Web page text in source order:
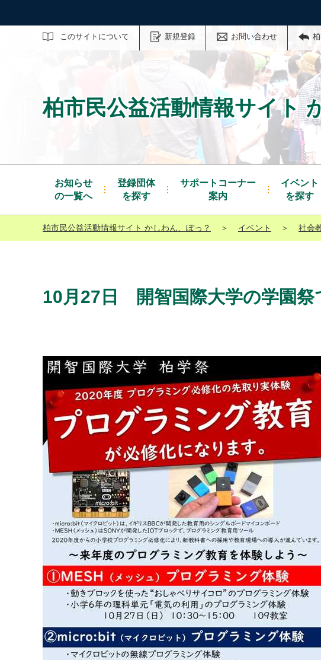
このサイトについて 新規登録 お問い合わせ
サイト内検索
柏市民公益活動情報サイト
お知らせ
の一覧へ
登録団体
を探す
サポートコーナー
案内
イベント
を探す
柏市民公益活動情報サイト かしわん、ぽっ？ ＞ イベント ＞ 社会
10月27日 開智国際大学の学園祭